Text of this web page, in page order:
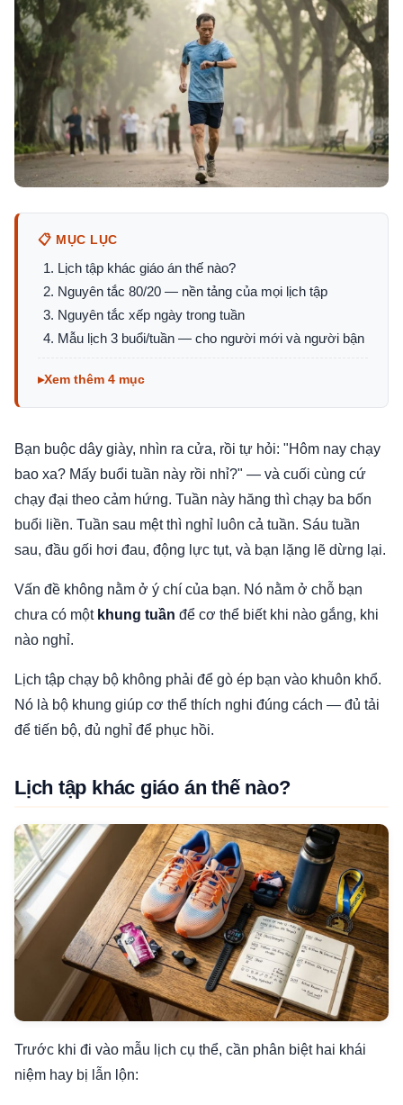
📋 MỤC LỤC
Lịch tập khác giáo án thế nào?
Nguyên tắc 80/20 — nền tảng của mọi lịch tập
Nguyên tắc xếp ngày trong tuần
Mẫu lịch 3 buổi/tuần — cho người mới và người bận
Xem thêm 4 mục
Bạn buộc dây giày, nhìn ra cửa, rồi tự hỏi: "Hôm nay chạy
bao xa? Mấy buổi tuần này rồi nhỉ?" — và cuối cùng cứ
chạy đại theo cảm hứng. Tuần này hăng thì chạy ba bốn
buổi liền. Tuần sau mệt thì nghỉ luôn cả tuần. Sáu tuần
sau, đầu gối hơi đau, động lực tụt, và bạn lặng lẽ dừng lại.
Vấn đề không nằm ở ý chí của bạn. Nó nằm ở chỗ bạn
chưa có một khung tuần để cơ thể biết khi nào gắng, khi
nào nghỉ.
Lịch tập chạy bộ không phải để gò ép bạn vào khuôn khổ.
Nó là bộ khung giúp cơ thể thích nghi đúng cách — đủ tải
để tiến bộ, đủ nghỉ để phục hồi.
Lịch tập khác giáo án thế nào?
Trước khi đi vào mẫu lịch cụ thể, cần phân biệt hai khái
niệm hay bị lẫn lộn: